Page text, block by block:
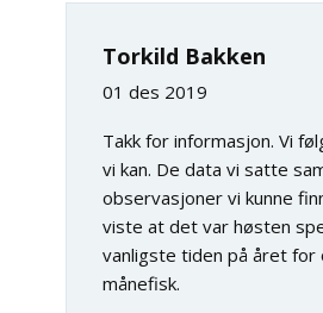
Torkild Bakken
01 des 2019
Takk for informasjon. Vi
vi kan. De data vi satte
observasjoner vi kunne
viste at det var høsten
vanligste tiden på året for
månefisk.